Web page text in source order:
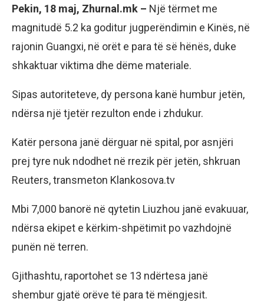
Pekin, 18 maj, Zhurnal.mk – Një tërmet me
magnitudë 5.2 ka goditur jugperëndimin e Kinës, në
rajonin Guangxi, në orët e para të së hënës, duke
shkaktuar viktima dhe dëme materiale.
Sipas autoriteteve, dy persona kanë humbur jetën,
ndërsa një tjetër rezulton ende i zhdukur.
Katër persona janë dërguar në spital, por asnjëri
prej tyre nuk ndodhet në rrezik për jetën, shkruan
Reuters, transmeton Klankosova.tv
Mbi 7,000 banorë në qytetin Liuzhou janë evakuuar,
ndërsa ekipet e kërkim-shpëtimit po vazhdojnë
punën në terren.
Gjithashtu, raportohet se 13 ndërtesa janë
shembur gjatë orëve të para të mëngjesit.